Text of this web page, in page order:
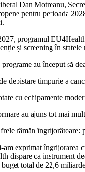
Dan Motreanu,
pentru perioada
programul
și screening în
au început să
depistare timpurie a
cu echipamente
au ajuns tot mai
rămân
am exprimat îngrijorarea
dispare ca instrument
total de 22,6